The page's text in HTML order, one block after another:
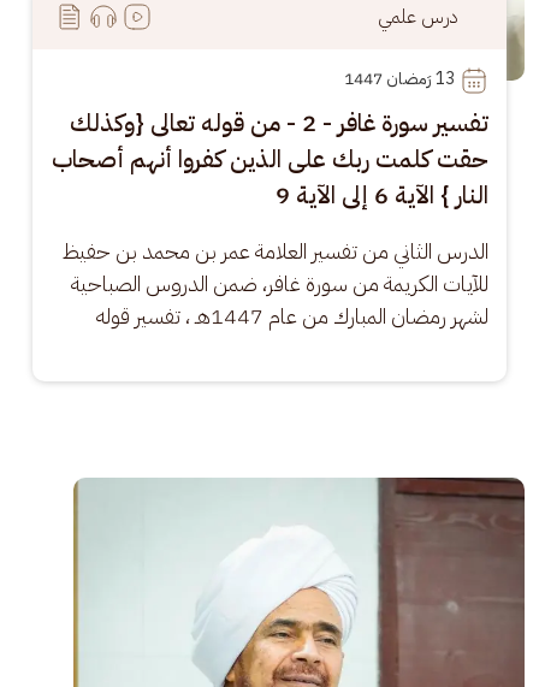
درس علمي
13
تفسير سورة غافر - 2 - من قوله تعالى {وكذلك
حقت كلمت ربك على الذين كفروا أنهم أصحاب
النار } الآية 6 إلى الآية 9
الدرس الثاني من تفسير العلامة عمر بن محمد بن حفيظ
للآيات الكريمة من سورة غافر، ضمن الدروس الصباحية
لشهر رمضان المبارك من عام 1447هـ ، تفسير قوله
الصورة